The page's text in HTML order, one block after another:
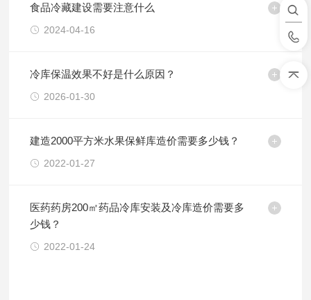
食品冷藏建设需要注意什么
2024-04-16
冷库保温效果不好是什么原因？
2026-01-30
建造2000平方米水果保鲜库造价需要多少钱？
2022-01-27
医药药房200㎡药品冷库安装及冷库造价需要多
少钱？
2022-01-24